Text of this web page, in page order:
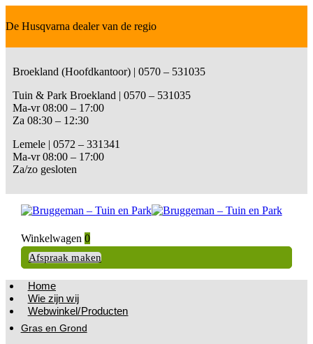
De Husqvarna dealer van de regio
Broekland (Hoofdkantoor) | 0570 – 531035
Tuin & Park Broekland | 0570 – 531035
Ma-vr 08:00 – 17:00
Za 08:30 – 12:30
Lemele | 0572 – 331341
Ma-vr 08:00 – 17:00
Za/zo gesloten
Winkelwagen 0
Afspraak maken
Home
Wie zijn wij
Webwinkel/Producten
Gras en Grond